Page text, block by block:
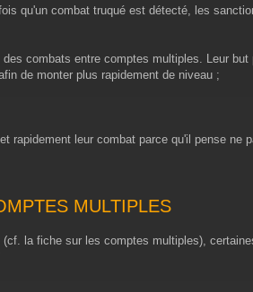
qu'un combat truqué est détecté, les
combats entre comptes multiples. Leur but
de monter plus rapidement de niveau ;
rapidement leur combat parce qu'il pense
MULTIPLES
la fiche sur les comptes multiples),